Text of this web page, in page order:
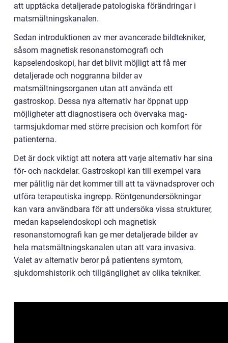
att upptäcka detaljerade patologiska förändringar i
matsmältningskanalen.
Sedan introduktionen av mer avancerade bildtekniker,
såsom magnetisk resonanstomografi och
kapselendoskopi, har det blivit möjligt att få mer
detaljerade och noggranna bilder av
matsmältningsorganen utan att använda ett
gastroskop. Dessa nya alternativ har öppnat upp
möjligheter att diagnostisera och övervaka mag-
tarmsjukdomar med större precision och komfort för
patienterna.
Det är dock viktigt att notera att varje alternativ har sina
för- och nackdelar. Gastroskopi kan till exempel vara
mer pålitlig när det kommer till att ta vävnadsprover och
utföra terapeutiska ingrepp. Röntgenundersökningar
kan vara användbara för att undersöka vissa strukturer,
medan kapselendoskopi och magnetisk
resonanstomografi kan ge mer detaljerade bilder av
hela matsmältningskanalen utan att vara invasiva.
Valet av alternativ beror på patientens symtom,
sjukdomshistorik och tillgänglighet av olika tekniker.